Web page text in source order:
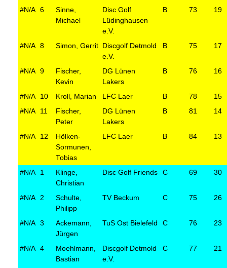
#N/A 6
Sinne,
Michael
Disc Golf
Lüdinghausen
e.V.
B 73 19
#N/A 8 Simon, Gerrit
Discgolf Detmold
e.V.
B 75 17
#N/A 9
Fischer,
Kevin
DG Lünen
Lakers
B 76 16
#N/A 10 Kroll, Marian LFC Laer B 78
15
#N/A
11
Fischer,
Peter
DG Lünen
Lakers
B 81 14
#N/A 12
Hölken-
Sormunen,
Tobias
LFC Laer B 84 13
#N/A 1
Klinge,
Christian
Disc Golf Friends C 69 30
#N/A 2
Schulte,
Philipp
TV Beckum C 75 26
#N/A 3
Ackemann,
Jürgen
TuS Ost Bielefeld C 76 23
#N/A 4
Moehlmann,
Bastian
Discgolf Detmold
e.V.
C 77 21